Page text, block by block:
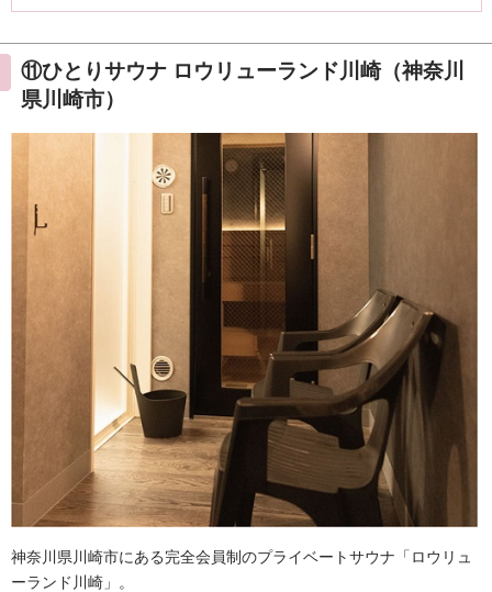
⑪ひとりサウナ ロウリューランド川崎（神奈川
県川崎市）
神奈川県川崎市にある完全会員制のプライベートサウナ「ロウリュ
ーランド川崎」。